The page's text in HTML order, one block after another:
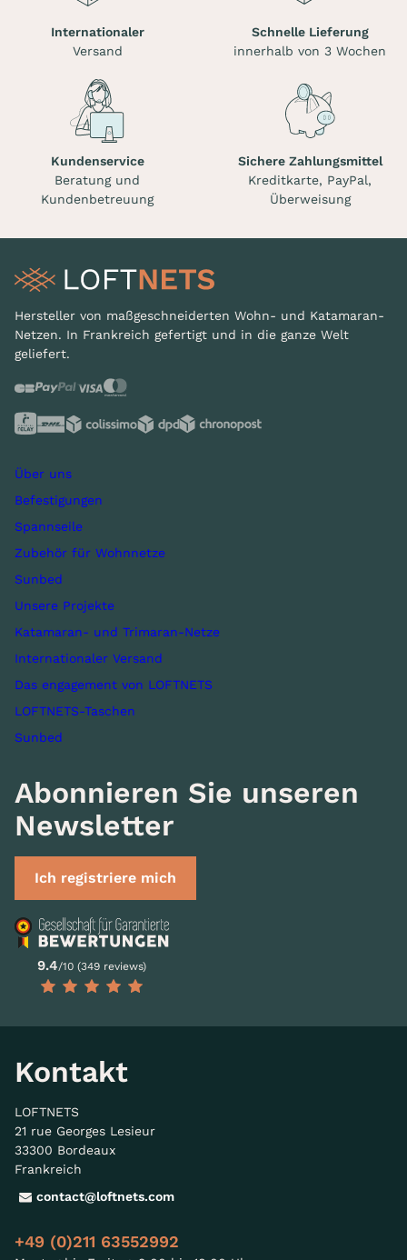
Internationaler
Versand
Schnelle Lieferung
innerhalb von 3 Wochen
Kundenservice
Beratung und
Kundenbetreuung
Sichere Zahlungsmittel
Kreditkarte, PayPal,
Überweisung
Hersteller von maßgeschneiderten Wohn- und Katamaran-
Netzen. In Frankreich gefertigt und in die ganze Welt
geliefert.
Über uns
Befestigungen
Spannseile
Zubehör für Wohnnetze
Sunbed
Unsere Projekte
Katamaran- und Trimaran-Netze
Internationaler Versand
Das engagement von LOFTNETS
LOFTNETS-Taschen
Sunbed
Abonnieren Sie unseren
Newsletter
Ich registriere mich
9.4/10 (349 reviews)
Kontakt
LOFTNETS
21 rue Georges Lesieur
33300 Bordeaux
Frankreich
contact@loftnets.com
+49 (0)211 63552992